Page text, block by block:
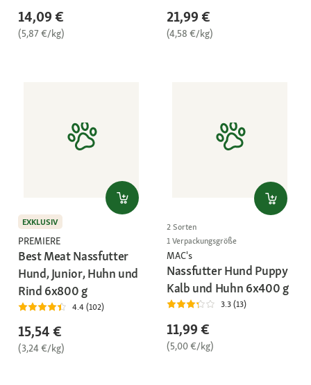
14,09 €
(5,87 €/kg)
21,99 €
(4,58 €/kg)
EXKLUSIV
PREMIERE
Best Meat Nassfutter
Hund, Junior, Huhn und
Rind 6x800 g
4.4 (102)
15,54 €
(3,24 €/kg)
2 Sorten
1 Verpackungsgröße
MAC's
Nassfutter Hund Puppy
Kalb und Huhn 6x400 g
3.3 (13)
11,99 €
(5,00 €/kg)